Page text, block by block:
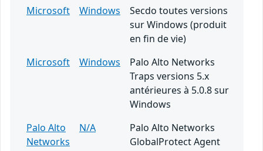
Microsoft
Windows
Secdo toutes versions
sur Windows (produit
en fin de vie)
Microsoft
Windows
Palo Alto Networks
Traps versions 5.x
antérieures à 5.0.8 sur
Windows
Palo Alto
Networks
N/A
Palo Alto Networks
GlobalProtect Agent